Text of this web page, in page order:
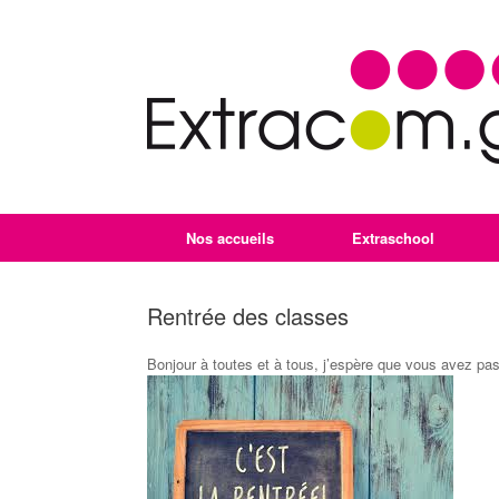
Nos accueils Extraschool
Rentrée des classes
Bonjour à toutes et à tous, j’espère que vous avez